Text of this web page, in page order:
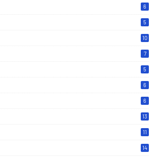
6
5
10
7
5
6
6
13
11
14